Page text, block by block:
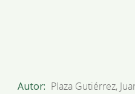
Autor Plaza Gutiérrez,